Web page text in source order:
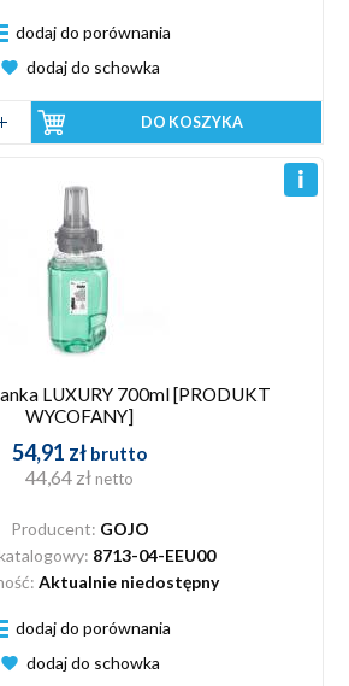
dodaj do porównania
dodaj do schowka
DO KOSZYKA
LUXURY 700ml [PRODUKT
WYCOFANY]
54,91 zł brutto
44,64 zł netto
Producent: GOJO
8713-04-EEU00
Aktualnie niedostępny
dodaj do porównania
dodaj do schowka